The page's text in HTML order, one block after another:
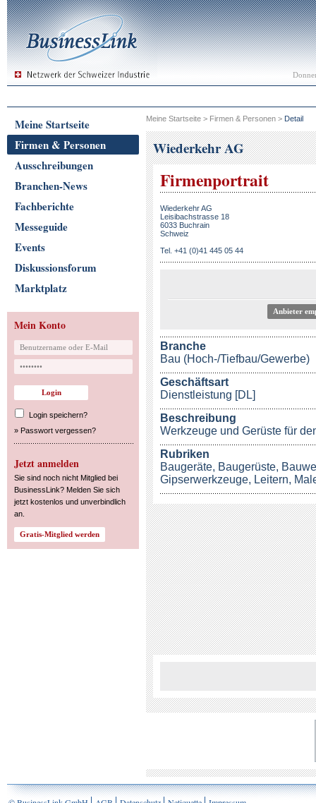
Meine Startseite
Firmen & Personen
Ausschreibungen
Branchen-News
Fachberichte
Messeguide
Events
Diskussionsforum
Marktplatz
Mein Konto
Login speichern?
» Passwort vergessen?
Jetzt anmelden
Sie sind noch nicht Mitglied bei
BusinessLink? Melden Sie sich
jetzt kostenlos und unverbindlich
an.
Meine Startseite > Firmen & Personen > Detail
Wiederkehr AG
Firmenportrait
Wiederkehr AG
Leisibachstrasse 18
6033 Buchrain
Schweiz
Tel. +41 (0)41 445 05 44
Anbieter
Branche
Bau (Hoch-/Tiefbau/Gewerbe)
Geschäftsart
Dienstleistung [DL]
Beschreibung
Werkzeuge und Gerüste für
Rubriken
Baugeräte, Baugerüste,
Gipserwerkzeuge, Leitern,